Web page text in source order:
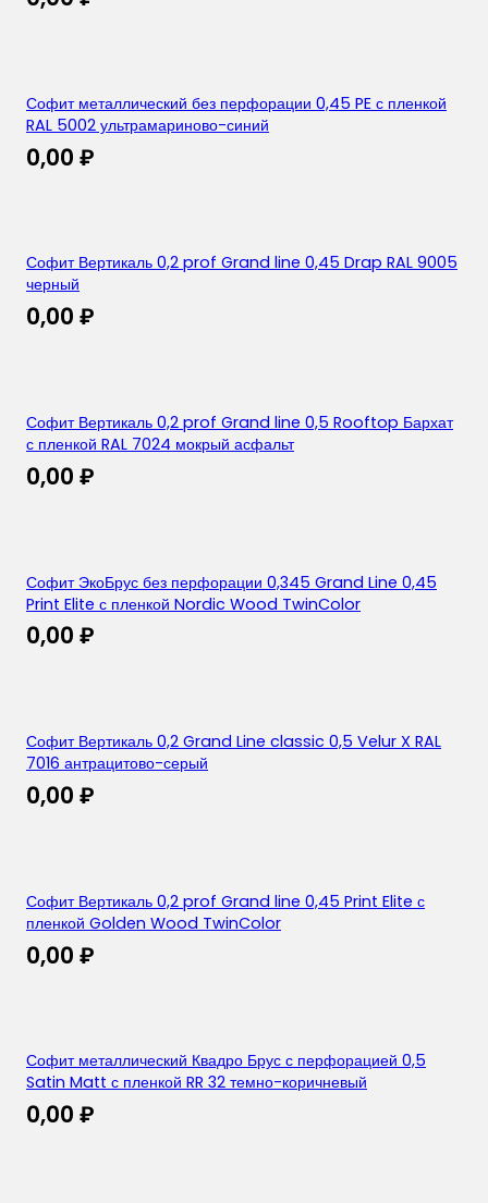
Софит металлический без перфорации 0,45 PE с пленкой
RAL 5002 ультрамариново-синий
0,00 ₽
Софит Вертикаль 0,2 prof Grand line 0,45 Drap RAL 9005
черный
0,00 ₽
Софит Вертикаль 0,2 prof Grand line 0,5 Rooftop Бархат
с пленкой RAL 7024 мокрый асфальт
0,00 ₽
Софит ЭкоБрус без перфорации 0,345 Grand Line 0,45
Print Elite с пленкой Nordic Wood TwinColor
0,00 ₽
Софит Вертикаль 0,2 Grand Line classic 0,5 Velur X RAL
7016 антрацитово-серый
0,00 ₽
Софит Вертикаль 0,2 prof Grand line 0,45 Print Elite с
пленкой Golden Wood TwinColor
0,00 ₽
Софит металлический Квадро Брус с перфорацией 0,5
Satin Matt с пленкой RR 32 темно-коричневый
0,00 ₽